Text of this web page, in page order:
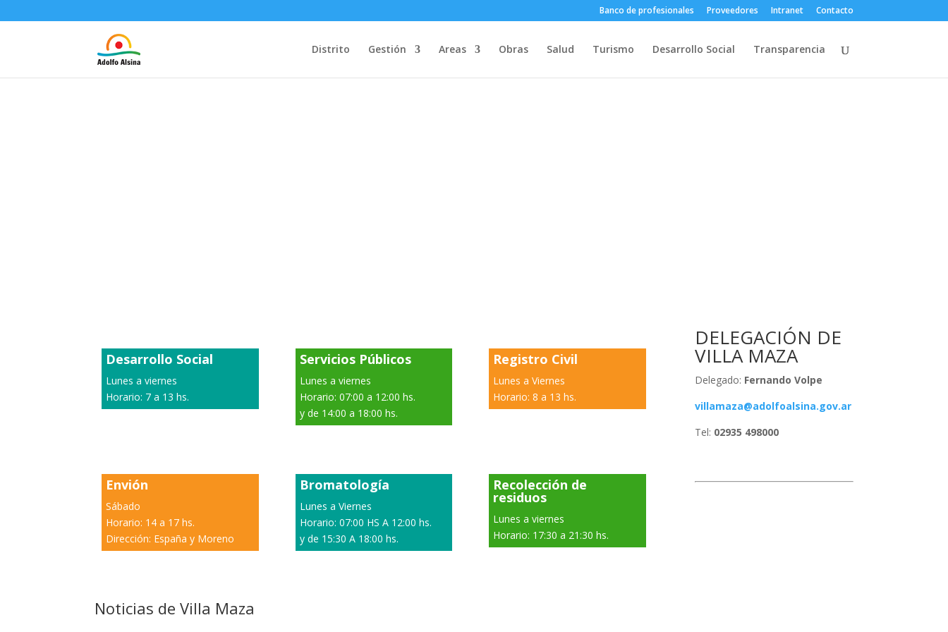
Banco de profesionales Proveedores Intranet Contacto
Distrito Gestión Areas Obras Salud Turismo Desarrollo Social Transparencia
Desarrollo Social
Lunes a viernes
Horario: 7 a 13 hs.
Servicios Públicos
Lunes a viernes
Horario: 07:00 a 12:00 hs.
y de 14:00 a 18:00 hs.
Registro Civil
Lunes a Viernes
Horario: 8 a 13 hs.
Envión
Sábado
Horario: 14 a 17 hs.
Dirección: España y Moreno
Bromatología
Lunes a Viernes
Horario: 07:00 HS A 12:00 hs.
y de 15:30 A 18:00 hs.
Recolección de
residuos
Lunes a viernes
Horario: 17:30 a 21:30 hs.
Noticias de Villa Maza
DELEGACIÓN DE
VILLA MAZA
Delegado: Fernando Volpe
villamaza@adolfoalsina.gov.ar
Tel: 02935 498000